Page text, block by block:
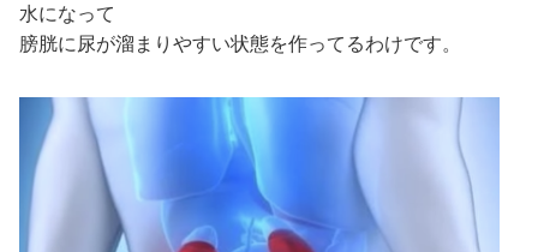
水になって
膀胱に尿が溜まりやすい状態を作ってるわけです。